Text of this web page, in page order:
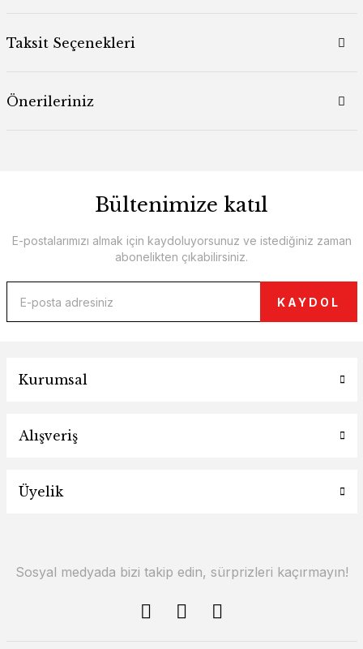
Taksit Seçenekleri
Önerileriniz
Bültenimize katıl
E-postalarımızı almak için kaydoluyorsunuz ve istediğiniz zaman
abonelikten çıkabilirsiniz.
KAYDOL
Kurumsal
Alışveriş
Üyelik
Sosyal medyada bizi takip edin, sürprizleri kaçırmayın!